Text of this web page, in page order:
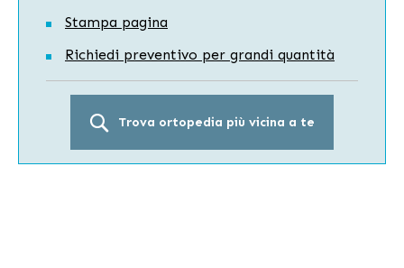
Stampa pagina
Richiedi preventivo per grandi quantità
Trova ortopedia più vicina a te